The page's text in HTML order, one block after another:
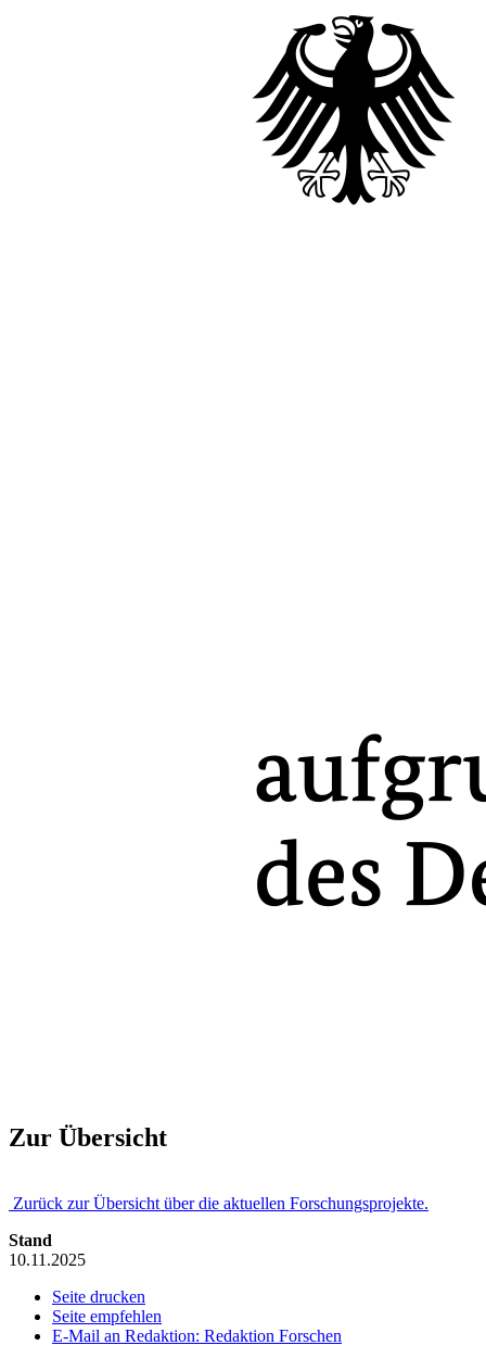
Zur Übersicht
Zurück zur Übersicht über die aktuellen Forschungsprojekte.
Stand
10.11.2025
Seite drucken
Seite empfehlen
E-Mail an Redaktion: Redaktion Forschen